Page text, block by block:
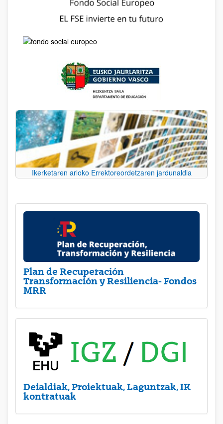
Ikerketaren arloko Errektoreordetzaren jardunaldia
Plan de Recuperación
Transformación y Resiliencia- Fondos
MRR
Deialdiak, Proiektuak, Laguntzak, IK
kontratuak